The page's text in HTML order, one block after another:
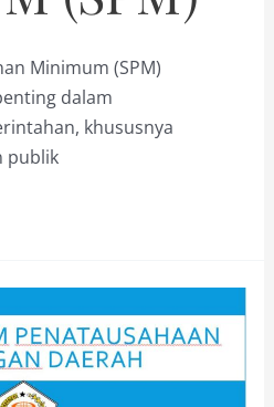
Minimum (SPM)
dalam
khususnya
publik